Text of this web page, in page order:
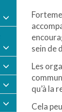
sein de
Les
qu’à la
Cela